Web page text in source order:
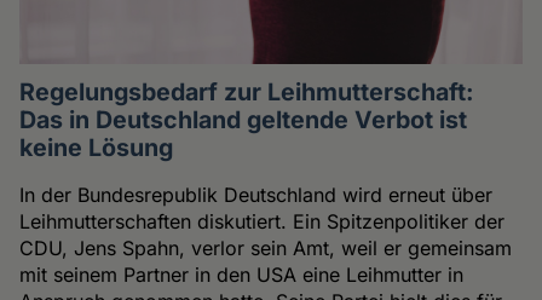
Regelungsbedarf zur Leihmutterschaft:
Das in Deutschland geltende Verbot ist
keine Lösung
In der Bundesrepublik Deutschland wird erneut über
Leihmutterschaften diskutiert. Ein Spitzenpolitiker der
CDU, Jens Spahn, verlor sein Amt, weil er gemeinsam
mit seinem Partner in den USA eine Leihmutter in